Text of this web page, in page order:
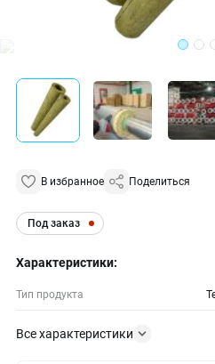
В избранное Поделиться
Под заказ
Характеристики:
Тип продукта
Все характеристики